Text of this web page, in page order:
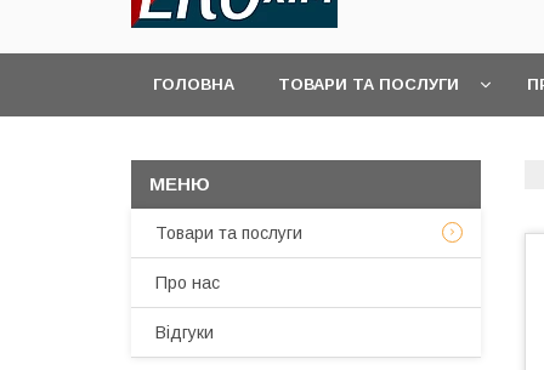
ГОЛОВНА ТОВАРИ ТА ПОСЛУГИ
Товари та послуги
Про нас
Відгуки